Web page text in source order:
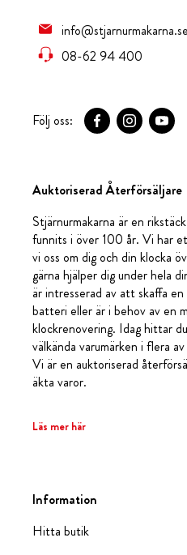
info@stjarnurmakarna.se
08-62 94 400
Följ oss:
Auktoriserad Återförsäljare
Stjärnurmakarna är en
funnits i över 100 år. Vi har
vi oss om dig och din klocka
gärna hjälper dig under hela
är intresserad av att skaffa
batteri eller är i behov av en
klockrenovering. Idag hittar
välkända varumärken i flera
Vi är en auktoriserad
äkta varor.
Läs mer här
Information
Hitta butik